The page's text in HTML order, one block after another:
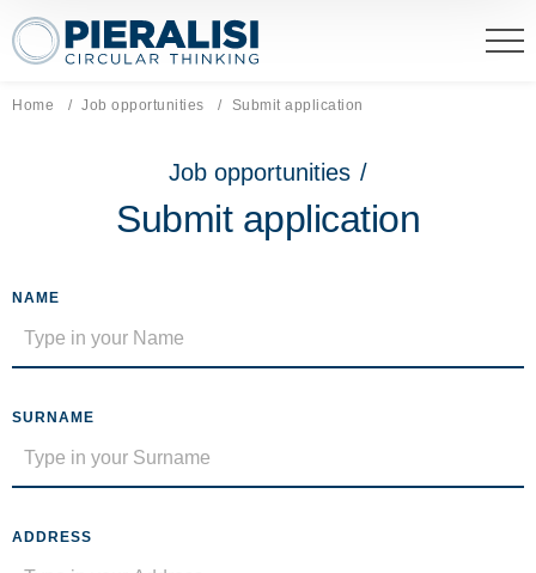
Pieralisi Maip Spa
Home Job opportunities Current page:
Submit application
Job opportunities /
Submit application
NAME
SURNAME
ADDRESS